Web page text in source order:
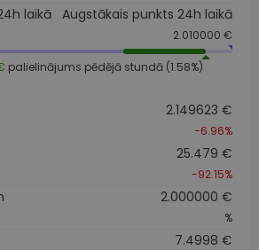
laikā Augstākais punkts 24h laikā
2.010000 €
palielinājums pēdējā stundā (1.58%)
2.149623 €
-6.96%
25.479 €
-92.15%
2.000000 €
%
7.4998 €